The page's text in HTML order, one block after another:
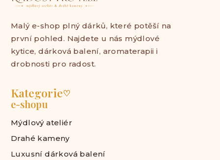
Malý e-shop plný dárků, které potěší na
první pohled. Najdete u nás mýdlové
kytice, dárková balení, aromaterapii i
drobnosti pro radost.
Kategorie♡
e-shopu
Mýdlový ateliér
Drahé kameny
Luxusní dárková balení